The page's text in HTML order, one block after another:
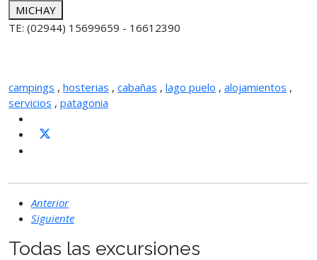
MICHAY
TE: (02944) 15699659 - 16612390
campings , hosterias , cabañas , lago puelo , alojamientos ,
servicios , patagonia
Anterior
Siguiente
Todas las excursiones